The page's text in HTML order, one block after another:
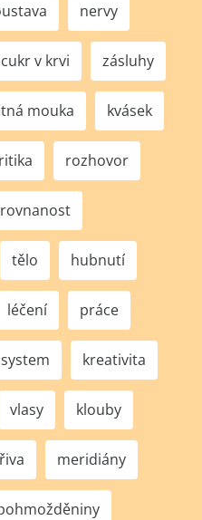
nervy
cukr v krvi zásluhy
mouka kvásek
rozhovor
tělo hubnutí
léčení práce
system kreativita
vlasy klouby
meridiány